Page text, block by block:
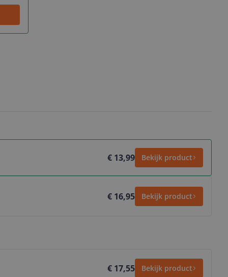
€ 13,99 Bekijk product
€ 16,95 Bekijk product
€ 17,55 Bekijk product